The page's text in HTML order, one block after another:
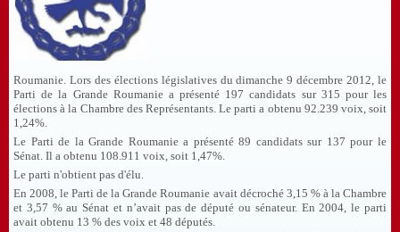
Roumanie. Lors des élections législatives du dimanche 9 décembre 2012, le
Parti de la Grande Roumanie a présenté 197 candidats sur 315 pour les
élections à la Chambre des Représentants. Le parti a obtenu 92.239 voix, soit
1,24%.
Le Parti de la Grande Roumanie a présenté 89 candidats sur 137 pour le
Sénat. Il a obtenu 108.911 voix, soit 1,47%.
Le parti n'obtient pas d'élu.
En 2008, le Parti de la Grande Roumanie avait décroché 3,15 % à la Chambre
et 3,57 % au Sénat et n’avait pas de député ou sénateur. En 2004, le parti
avait obtenu 13 % des voix et 48 députés.